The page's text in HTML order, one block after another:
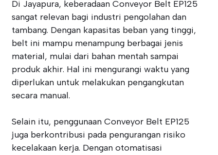
Di Jayapura, keberadaan Conveyor Belt EP125
sangat relevan bagi industri pengolahan dan
tambang. Dengan kapasitas beban yang tinggi,
belt ini mampu menampung berbagai jenis
material, mulai dari bahan mentah sampai
produk akhir. Hal ini mengurangi waktu yang
diperlukan untuk melakukan pengangkutan
secara manual.
Selain itu, penggunaan Conveyor Belt EP125
juga berkontribusi pada pengurangan risiko
kecelakaan kerja. Dengan otomatisasi